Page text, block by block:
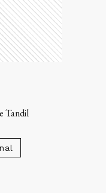
Tandil